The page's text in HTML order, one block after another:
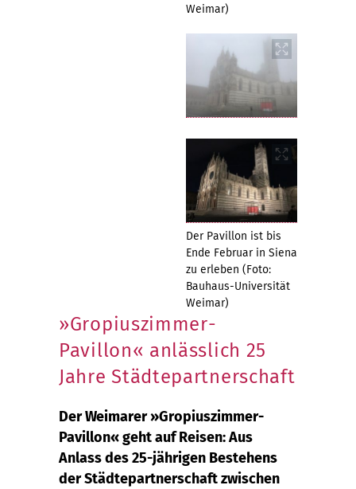
Weimar)
Der Pavillon ist bis
Ende Februar in Siena
zu erleben (Foto:
Bauhaus-Universität
Weimar)
»Gropiuszimmer-
Pavillon« anlässlich 25
Jahre Städtepartnerschaft
Der Weimarer »Gropiuszimmer-
Pavillon« geht auf Reisen: Aus
Anlass des 25-jährigen Bestehens
der Städtepartnerschaft zwischen